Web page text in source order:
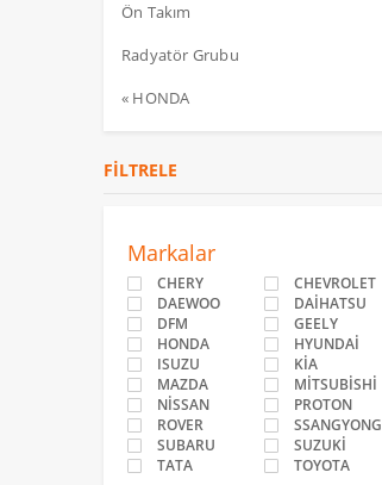
Ön Takım
Radyatör Grubu
« HONDA
FILTRELE
Markalar
CHERY
CHEVROLET
DAEWOO
DAİHATSU
DFM
GEELY
HONDA
HYUNDAİ
ISUZU
KİA
MAZDA
MİTSUBİSHİ
NİSSAN
PROTON
ROVER
SSANGYONG
SUBARU
SUZUKİ
TATA
TOYOTA